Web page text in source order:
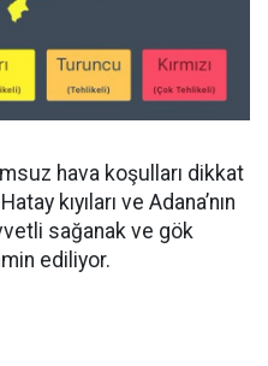
hava koşulları dikkat
kıyıları ve Adana’nın
sağanak ve gök
ediliyor.